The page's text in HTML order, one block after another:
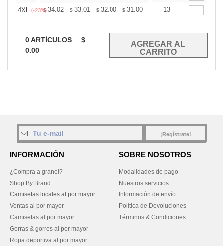
4XL (-23%)
$34.02 $ 33.01 $ 32.00 $ 31.00 29.99
13
0ARTÍCULOS
$
0.00
¡Regístrate!
INFORMACIÓN
¿Compra a granel?
Shop By Brand
Camisetas locales al por mayor
Ventas al por mayor
Camisetas al por mayor
Gorras & gorros al por mayor
Ropa deportiva al por mayor
SOBRE NOSOTROS
Modalidades de pago
Nuestros servicios
Información de envío
Política de Devoluciones
Términos & Condiciones